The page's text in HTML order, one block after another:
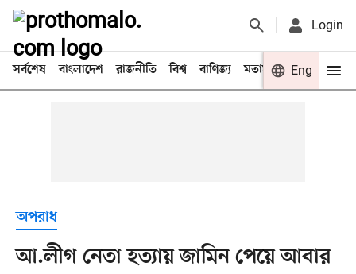
Login
সর্বশেষ বাংলাদেশ রাজনীতি বিশ্ব বাণিজ্য মতামত খেলা
Eng
অপরাধ
আ.লীগ নেতা হত্যায় জামিন পেয়ে আবার